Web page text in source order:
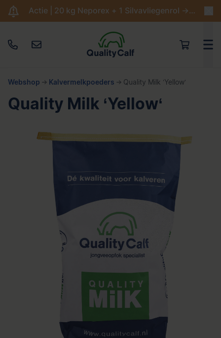
Actie | 20 kg Neporex + 1 Silvavliegenrol -> €204,95
Webshop Kalvermelkpoeders Quality Milk ‘Yellow‘
Quality Milk ‘Yellow‘